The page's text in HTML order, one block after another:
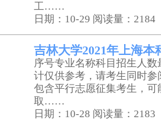
工……
日期：10-29 阅读量：2184
吉林大学2021年上海本
序号专业名称科目招生人
计仅供参考，请考生同时
包含平行志愿征集考生，
取……
日期：10-28 阅读量：2183